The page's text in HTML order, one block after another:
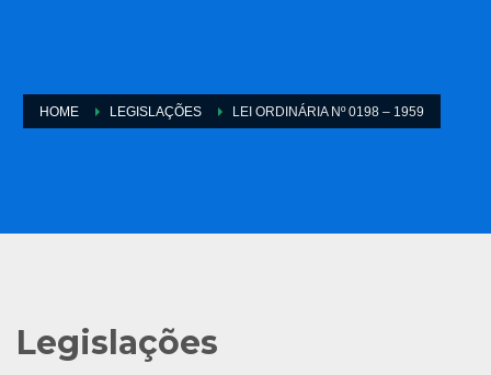
HOME LEGISLAÇÕES LEI ORDINÁRIA Nº 0198 – 1959
Legislações